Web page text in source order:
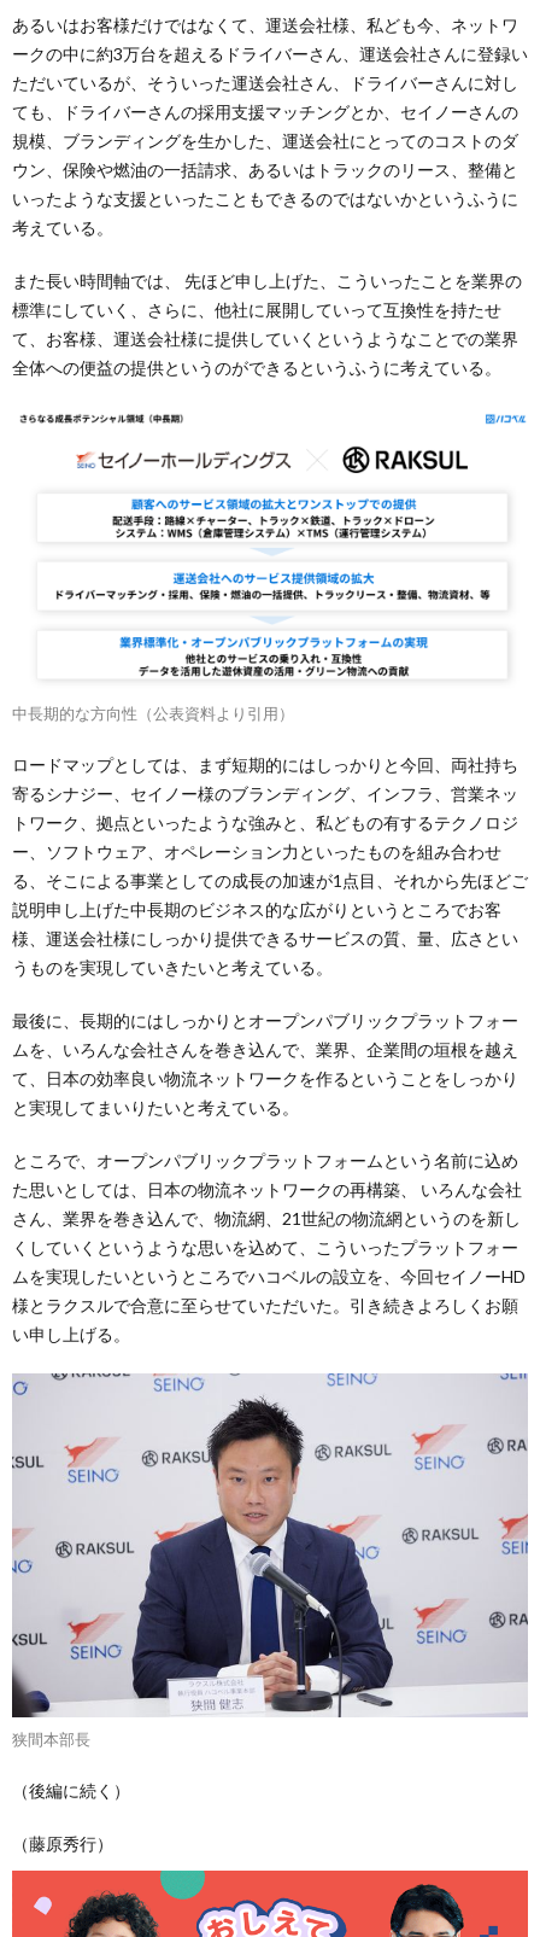
あるいはお客様だけではなくて、運送会社様、私ども今、ネットワ
ークの中に約3万台を超えるドライバーさん、運送会社さんに登録い
ただいているが、そういった運送会社さん、ドライバーさんに対し
ても、ドライバーさんの採用支援マッチングとか、セイノーさんの
規模、ブランディングを生かした、運送会社にとってのコストのダ
ウン、保険や燃油の一括請求、あるいはトラックのリース、整備と
いったような支援といったこともできるのではないかというふうに
考えている。
また長い時間軸では、 先ほど申し上げた、こういったことを業界の
標準にしていく、さらに、他社に展開していって互換性を持たせ
て、お客様、運送会社様に提供していくというようなことでの業界
全体への便益の提供というのができるというふうに考えている。
中長期的な方向性（公表資料より引用）
ロードマップとしては、まず短期的にはしっかりと今回、両社持ち
寄るシナジー、セイノー様のブランディング、インフラ、営業ネッ
トワーク、拠点といったような強みと、私どもの有するテクノロジ
ー、ソフトウェア、オペレーション力といったものを組み合わせ
る、そこによる事業としての成長の加速が1点目、それから先ほどご
説明申し上げた中長期のビジネス的な広がりというところでお客
様、運送会社様にしっかり提供できるサービスの質、量、広さとい
うものを実現していきたいと考えている。
最後に、長期的にはしっかりとオープンパブリックプラットフォー
ムを、いろんな会社さんを巻き込んで、業界、企業間の垣根を越え
て、日本の効率良い物流ネットワークを作るということをしっかり
と実現してまいりたいと考えている。
ところで、オープンパブリックプラットフォームという名前に込め
た思いとしては、日本の物流ネットワークの再構築、 いろんな会社
さん、業界を巻き込んで、物流網、21世紀の物流網というのを新し
くしていくというような思いを込めて、こういったプラットフォー
ムを実現したいというところでハコベルの設立を、今回セイノーHD
様とラクスルで合意に至らせていただいた。引き続きよろしくお願
い申し上げる。
狭間本部長
（後編に続く）
（藤原秀行）